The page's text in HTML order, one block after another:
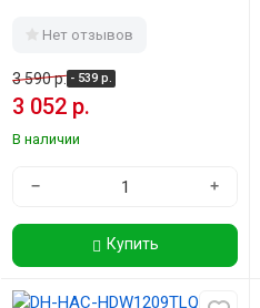
Нет отзывов
3 590 р. - 539 р.
3 052 р.
В наличии
− +
Купить